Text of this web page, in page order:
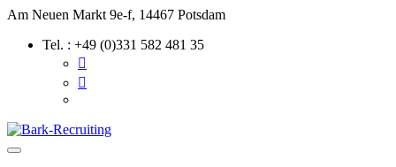
Skip
content
Am Neuen Markt 9e-f, 14467 Potsdam
Tel. : +49 (0)331 582 481 35